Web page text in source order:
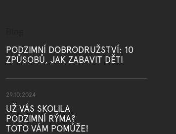
PODZIMNÍ DOBRODRUŽSTVÍ: 10
ZPŮSOBŮ, JAK ZABAVIT DĚTI
29.10.2024
UŽ VÁS SKOLILA
PODZIMNÍ RÝMA?
TOTO VÁM POMŮŽE!